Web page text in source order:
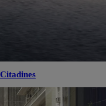
Citadines